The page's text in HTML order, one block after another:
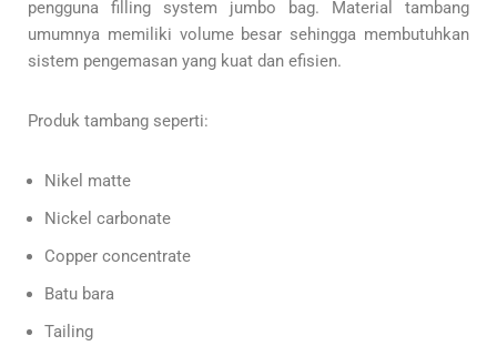
pengguna filling system jumbo bag. Material tambang
umumnya memiliki volume besar sehingga membutuhkan
sistem pengemasan yang kuat dan efisien.
Produk tambang seperti:
Nikel matte
Nickel carbonate
Copper concentrate
Batu bara
Tailing